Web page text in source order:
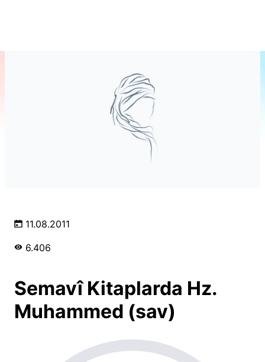
11.08.2011
6.406
Semavî Kitaplarda Hz.
Muhammed (sav)